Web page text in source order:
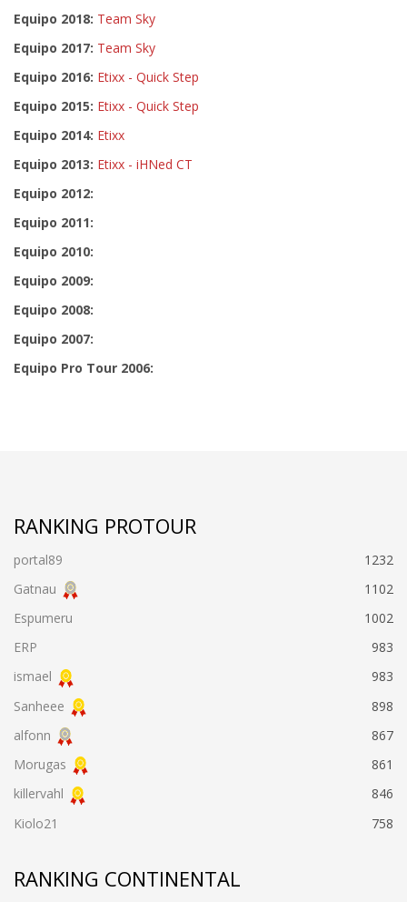
Equipo 2018: Team Sky
Equipo 2017: Team Sky
Equipo 2016: Etixx - Quick Step
Equipo 2015: Etixx - Quick Step
Equipo 2014: Etixx
Equipo 2013: Etixx - iHNed CT
Equipo 2012:
Equipo 2011:
Equipo 2010:
Equipo 2009:
Equipo 2008:
Equipo 2007:
Equipo Pro Tour 2006:
RANKING PROTOUR
portal89
1232
Gatnau
1102
Espumeru
1002
ERP
983
ismael
983
Sanheee
898
alfonn
867
Morugas
861
killervahl
846
Kiolo21
758
RANKING CONTINENTAL